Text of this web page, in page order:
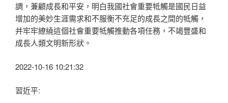
調，兼顧成長和平安，明白我國社會重要牴觸是國民日益
增加的美妙生涯需求和不服衡不充足的成長之間的牴觸，
并牢牢繚繞這個社會重要牴觸推動各項任務，不竭豐盛和
成長人類文明新形狀。
2022-10-16 10:21:32
習近平: